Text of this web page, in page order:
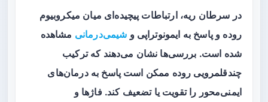
در سرطان ریه، ارتباطات پیچیده‌ای میان میکروبیوم
روده و پاسخ به ایمونوتراپی و شیمی‌درمانی مشاهده
شده است. بررسی‌ها نشان می‌دهند که ترکیب
چندقلمرویی روده ممکن است پاسخ به درمان‌های
ایمنی‌محور را تقویت یا تضعیف کند. فاژها و